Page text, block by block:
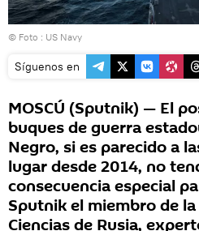
© Foto : US Navy
Síguenos en
MOSCÚ (Sputnik) — El
buques de guerra
Negro, si es parecido a
lugar desde 2014, no
consecuencia especial
Sputnik el miembro de
Ciencias de Rusia,